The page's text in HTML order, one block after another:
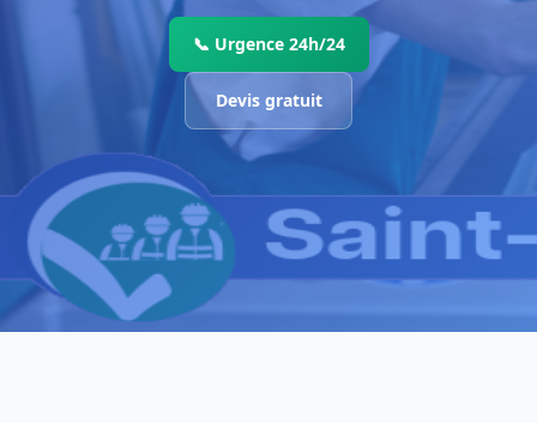
📞 Urgence 24h/24
Devis gratuit